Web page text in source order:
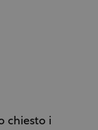
chiesto i